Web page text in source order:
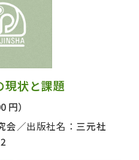
現状と課題
円）
会 出版社名： 三元社